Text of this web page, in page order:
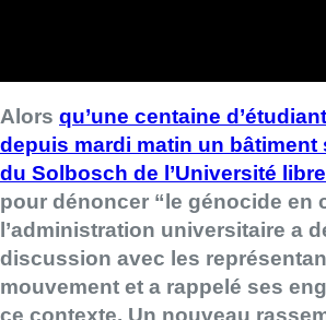
ce contexte. Un nouveau
ce mardi soir vers 20h00, la
nous informe qu’elle sera
avec ces étudiants.
■ Explications sur place avec Ameline
Henau
“Comme tout le monde, les membres de
d’abord par la terrible attaque terroriste
d’otages dont ont été et sont encore